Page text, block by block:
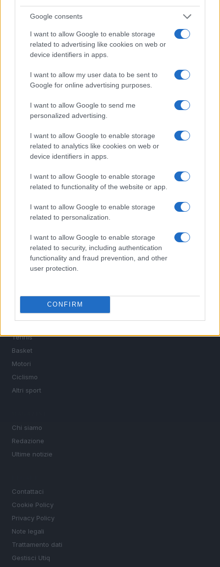
Google consents
I want to allow Google to enable storage
related to advertising like cookies on web or
device identifiers in apps.
I want to allow my user data to be sent to
Google for online advertising purposes.
I want to allow Google to send me
personalized advertising.
I want to allow Google to enable storage
related to analytics like cookies on web or
device identifiers in apps.
I want to allow Google to enable storage
related to functionality of the website or app.
I want to allow Google to enable storage
related to personalization.
I want to allow Google to enable storage
related to security, including authentication
functionality and fraud prevention, and other
user protection.
CONFIRM
Chouchaa: chi è il calciatore algerino?
Il patrimonio di Alex Del Piero: tutti i guadagni di
Pinturicchio
indossato le due maglie
Union Berlino-Cagliari: dove vedere l’amichevole
Sportmagazine: notizie, approfondimenti e classifiche su
MotoGP e Olimpiadi. Le ultime news dalle competizioni
nazionali e internazionali, gli highlight delle partite, le
interviste ai protagonisti e i risultati in tempo reale di tutte
le discipline che fanno emozionare gli appassionati di
Tennis
Basket
Motori
Ciclismo
Altri sport
Chi siamo
Redazione
Ultime notizie
Contattaci
Cookie Policy
Privacy Policy
Note legali
Trattamento dati
Gestisci Utiq